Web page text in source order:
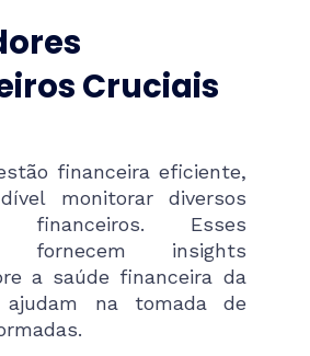
Cruciais
financeira eficiente,
monitorar diversos
financeiros. Esses
fornecem insights
a saúde financeira da
na tomada de